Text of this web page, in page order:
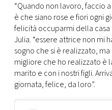
“Quando non lavoro, faccio
è che siano rose e fiori ogni
felicità occuparmi della casa
Julia. “essere attrice non mi
sogno che si è realizzato,
migliore che ho realizzato è
marito e con i nostri figli.
giornata, felice, da loro”.